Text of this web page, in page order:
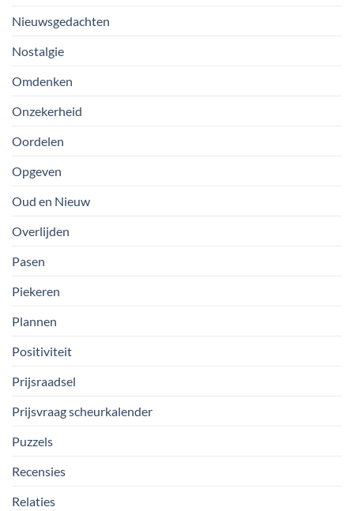
Nieuwsgedachten
Nostalgie
Omdenken
Onzekerheid
Oordelen
Opgeven
Oud en Nieuw
Overlijden
Pasen
Piekeren
Plannen
Positiviteit
Prijsraadsel
Prijsvraag scheurkalender
Puzzels
Recensies
Relaties